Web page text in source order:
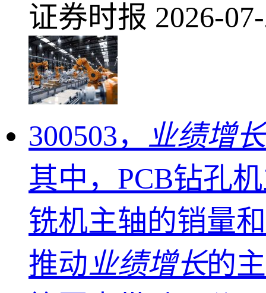
证券时报 2026-
300503， 业绩增长
其中，PCB钻孔
铣机主轴的销量
推动业绩增长的